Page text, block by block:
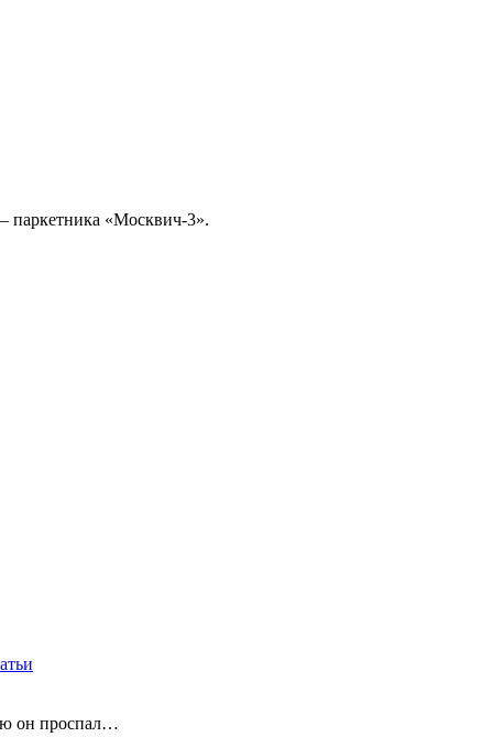
паркетника «Москвич-3».
он проспал…